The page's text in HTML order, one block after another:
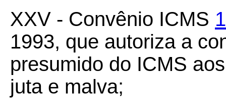
XXV - Convênio ICMS
1993, que autoriza a
presumido do ICMS
juta e malva;